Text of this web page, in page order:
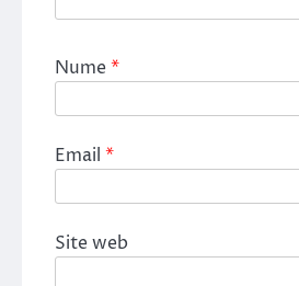
Nume*
Email *
Site web